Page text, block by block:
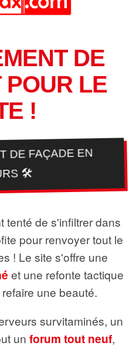
DE
POUR LE
!
DE FAÇADE EN
🛠️
tenté de s'infiltrer dans
pour renvoyer tout le
! Le site s'offre une
et une refonte tactique
une beauté.
survitaminés, un
un forum tout neuf,